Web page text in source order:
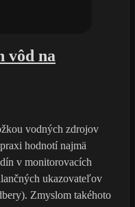
vôd na
vodných zdrojov
hodnotí najmä
v monitorovacích
ukazovateľov
Zmyslom takéhoto